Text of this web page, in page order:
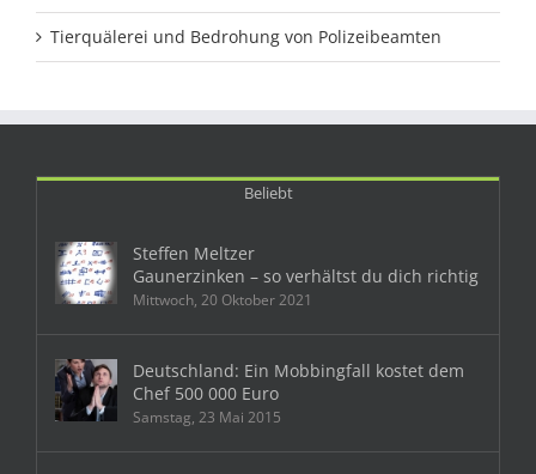
Tierquälerei und Bedrohung von Polizeibeamten
Beliebt
Steffen Meltzer
Gaunerzinken – so verhältst du dich richtig
Mittwoch, 20 Oktober 2021
Deutschland: Ein Mobbingfall kostet dem
Chef 500 000 Euro
Samstag, 23 Mai 2015